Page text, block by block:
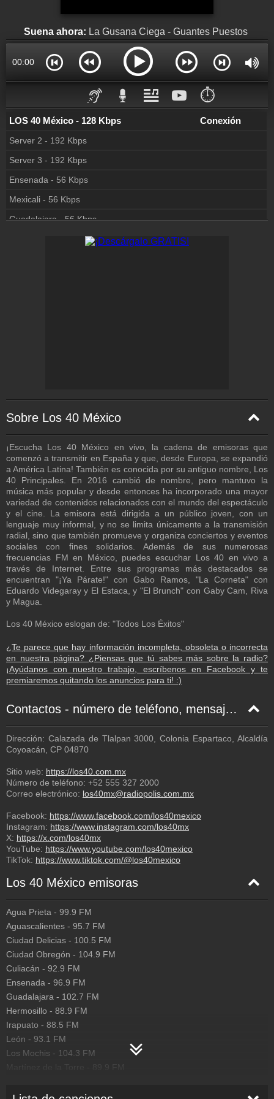
Colaboración
Inserción de la radio
Inclúyelo a tu sitio web
Suena ahora: La Gusana Ciega - Guantes Puestos
00:00
⏱️
LOS 40 México - 128 Kbps Conexión
Server 2 - 192 Kbps
Server 3 - 192 Kbps
Ensenada - 56 Kbps
Mexicali - 56 Kbps
Guadalajara - 56 Kbps
Sobre Los 40 México
¡Escucha Los 40 México en vivo, la cadena de emisoras que
comenzó a transmitir en España y que, desde Europa, se expandió
a América Latina! También es conocida por su antiguo nombre, Los
40 Principales. En 2016 cambió de nombre, pero mantuvo la
música más popular y desde entonces ha incorporado una mayor
variedad de contenidos relacionados con el mundo del espectáculo
y el cine. La emisora está dirigida a un público joven, con un
lenguaje muy informal, y no se limita únicamente a la transmisión
radial, sino que también promueve y organiza conciertos y eventos
sociales con fines solidarios. Además de sus numerosas
frecuencias FM en México, puedes escuchar Los 40 en vivo a
través de Internet. Entre sus programas más destacados se
encuentran "¡Ya Párate!" con Gabo Ramos, "La Corneta" con
Eduardo Videgaray y El Estaca, y "El Brunch" con Gaby Cam, Riva
y Magua.
Los 40 México eslogan de: "Todos Los Éxitos"
¿Te parece que hay información incompleta, obsoleta o incorrecta
en nuestra página? ¿Piensas que tú sabes más sobre la radio?
¡Ayúdanos con nuestro trabajo, escríbenos en Facebook y te
premiaremos quitando los anuncios para ti! :)
Contactos - número de teléfono, mensaje de texto, correo electrónico, Facebook
Dirección: Calazada de Tlalpan 3000, Colonia Espartaco, Alcaldía
Coyoacán, CP 04870
Sitio web: https://los40.com.mx
Número de teléfono: +52 555 327 2000
Correo electrónico: los40mx@radiopolis.com.mx
Facebook: https://www.facebook.com/los40mexico
Instagram: https://www.instagram.com/los40mx
X: https://x.com/los40mx
YouTube: https://www.youtube.com/los40mexico
TikTok: https://www.tiktok.com/@los40mexico
Los 40 México emisoras
Agua Prieta - 99.9 FM
Aguascalientes - 95.7 FM
Ciudad Delicias - 100.5 FM
Ciudad Obregón - 104.9 FM
Culiacán - 92.9 FM
Ensenada - 96.9 FM
Guadalajara - 102.7 FM
Hermosillo - 88.9 FM
Irapuato - 88.5 FM
León - 93.1 FM
Los Mochis - 104.3 FM
Mérida- 96.9 FM